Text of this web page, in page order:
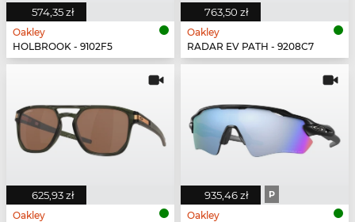
574,35 zł
Oakley
HOLBROOK - 9102F5
763,50 zł
Oakley
RADAR EV PATH - 9208C7
625,93 zł
Oakley
935,46 zł P
Oakley